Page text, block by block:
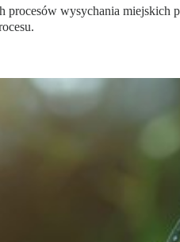
wysychania